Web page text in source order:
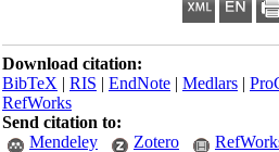
Download citation:
BibTeX|RIS|EndNote|Medlars|
RefWorks
Send citation to:
Mendeley
Zotero